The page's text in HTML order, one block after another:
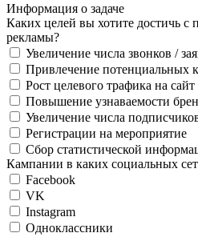
Информация о задаче
Каких целей вы хотите достичь с
рекламы?
Увеличение числа звонков /
Привлечение потенциальных
Рост целевого трафика на сайт
Повышение узнаваемости
Увеличение числа
Регистрации на мероприятие
Сбор статистической
Кампании в каких социальных
Facebook
VK
Instagram
Одноклассники